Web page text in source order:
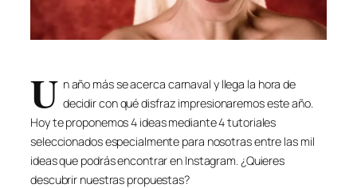
U n año más se acerca carnaval y llega la hora de
decidir con qué disfraz impresionaremos este año.
Hoy te proponemos 4 ideas mediante 4 tutoriales
seleccionados especialmente para nosotras entre las mil
ideas que podrás encontrar en Instagram. ¿Quieres
descubrir nuestras propuestas?